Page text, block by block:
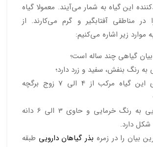
این گیاه به شمار می‌آیند. معمولا گیاه
در مناطقی آفتابگیر و گرم می‌کارند. از
زیر اشاره می‌کنیم:
گیاهی چند ساله است؛
رنگ بنفش، سفید و زرد دارد؛
برگ‌های این گیاه مرکب از 4 الی 7 زوج برگچه
میوه‌هایی به رنگ خرمایی و حاوی 3 الی 6 دانه
شکل دارد.
بیان را در زمره بذر گیاهان دارویی طبقه